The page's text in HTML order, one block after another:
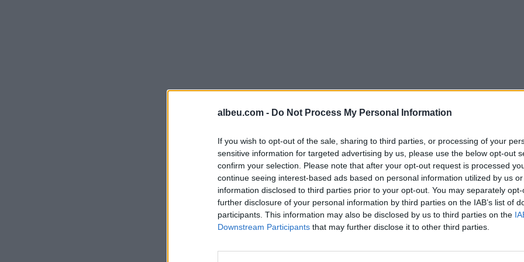
albeu.com - Do Not Process My Personal Information
If you wish to opt-out of the sale, sharing to third parties, or processing of your
sensitive information for targeted advertising by us, please use the below opt-out
confirm your selection. Please note that after your opt-out request is processed
continue seeing interest-based ads based on personal information utilized by us
information disclosed to third parties prior to your opt-out. You may separately
further disclosure of your personal information by third parties on the IAB’s list of
participants. This information may also be disclosed by us to third parties on the
Downstream Participants that may further disclose it to other third parties.